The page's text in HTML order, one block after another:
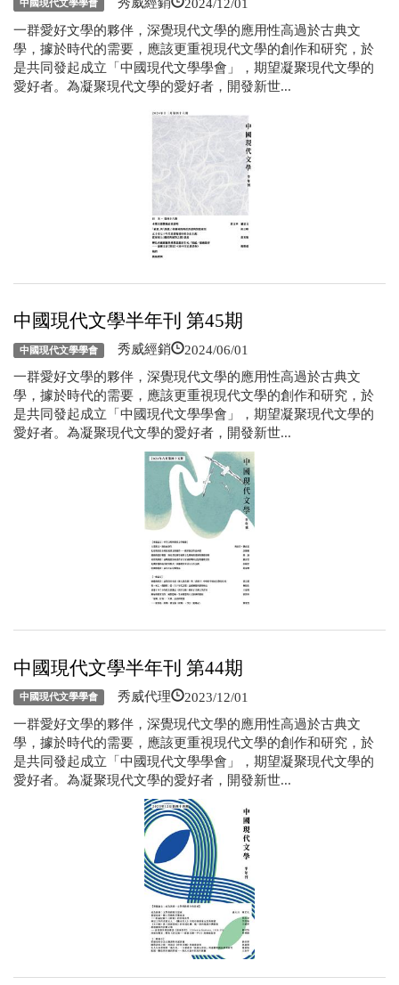
中國現代文學學會
一群愛好文學的夥伴，深覺現代文學的應用性高過於古典文
學，據於時代的需要，應該更重視現代文學的創作和研究，於
是共同發起成立「中國現代文學學會」，期望凝聚現代文學的
愛好者。為凝聚現代文學的愛好者，開發新世...
中國現代文學半年刊 第45期
中國現代文學學會 秀威經銷 2024/06/01
一群愛好文學的夥伴，深覺現代文學的應用性高過於古典文
學，據於時代的需要，應該更重視現代文學的創作和研究，於
是共同發起成立「中國現代文學學會」，期望凝聚現代文學的
愛好者。為凝聚現代文學的愛好者，開發新世...
中國現代文學半年刊 第44期
中國現代文學學會 秀威代理 2023/12/01
一群愛好文學的夥伴，深覺現代文學的應用性高過於古典文
學，據於時代的需要，應該更重視現代文學的創作和研究，於
是共同發起成立「中國現代文學學會」，期望凝聚現代文學的
愛好者。為凝聚現代文學的愛好者，開發新世...